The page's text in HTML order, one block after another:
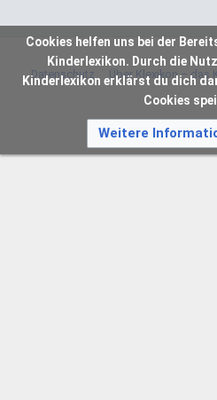
Datenschutz Über Klexikon – das
Cookies helfen uns bei der
Kinderlexikon. Durch die
Kinderlexikon erklärst du dich
Cookies
Weitere